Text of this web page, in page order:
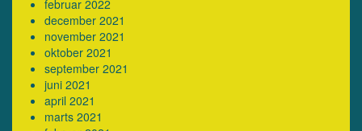
februar 2022
december 2021
november 2021
oktober 2021
september 2021
juni 2021
april 2021
marts 2021